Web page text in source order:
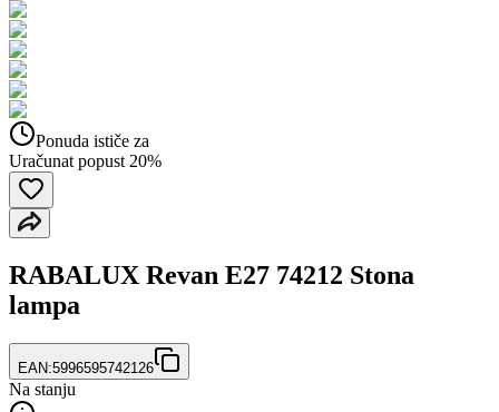
Ponuda ističe za
Uračunat popust 20%
RABALUX Revan E27 74212 Stona
lampa
EAN:5996595742126
Na stanju